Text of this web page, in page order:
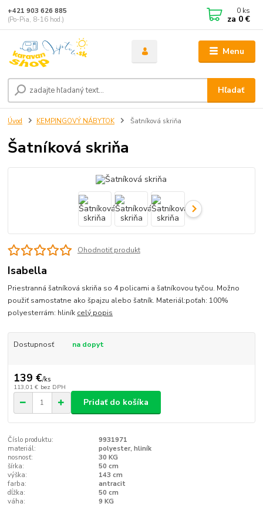
Menu
Hľadať
+421 903 626 885
(Po-Pia, 8-16 hod.)
0 ks
za 0 €
Úvod KEMPINGOVÝ NÁBYTOK Šatníková skriňa
Šatníková skriňa
Ohodnotiť produkt
Isabella
Priestranná šatníková skriňa so 4 policami a šatníkovou tyčou. Možno
použiť samostatne ako špajzu alebo šatník. Materiál:poťah: 100%
polyesterrám: hliník celý popis
Dostupnosť na dopyt
139 €/ks
113,01 € bez DPH
Pridať do košíka
Číslo produktu:
9931971
materiál:
polyester, hliník
nosnosť:
30 KG
šírka:
50 cm
výška:
143 cm
farba:
antracit
dĺžka:
50 cm
váha:
9 KG